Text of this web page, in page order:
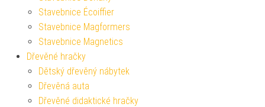
Stavebnice Écoiffier
Stavebnice Magformers
Stavebnice Magnetics
Dřevěné hračky
Dětský dřevěný nábytek
Dřevěná auta
Dřevěné didaktické hračky